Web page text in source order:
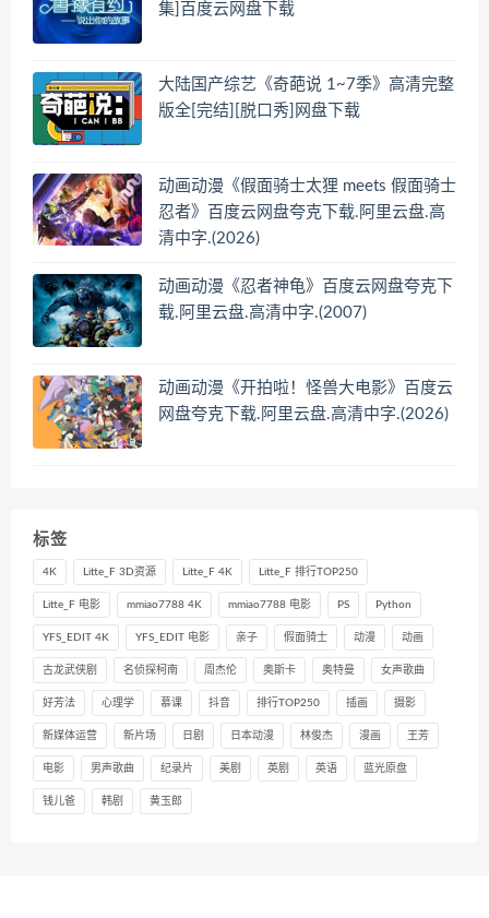
集]百度云网盘下载
大陆国产综艺《奇葩说 1~7季》高清完整
版全[完结][脱口秀]网盘下载
动画动漫《假面骑士太狸 meets 假面骑士
忍者》百度云网盘夸克下载.阿里云盘.高
清中字.(2026)
动画动漫《忍者神龟》百度云网盘夸克下
载.阿里云盘.高清中字.(2007)
动画动漫《开拍啦！怪兽大电影》百度云
网盘夸克下载.阿里云盘.高清中字.(2026)
标签
4K Litte_F 3D资源 Litte_F 4K Litte_F 排行TOP250
Litte_F 电影 mmiao7788 4K mmiao7788 电影 PS Python
YFS_EDIT 4K YFS_EDIT 电影 亲子 假面骑士 动漫 动画
古龙武侠剧 名侦探柯南 周杰伦 奥斯卡 奥特曼 女声歌曲
好芳法 心理学 慕课 抖音 排行TOP250 插画 摄影
新媒体运营 新片场 日剧 日本动漫 林俊杰 漫画 王芳
电影 男声歌曲 纪录片 美剧 英剧 英语 蓝光原盘
钱儿爸 韩剧 黄玉郎